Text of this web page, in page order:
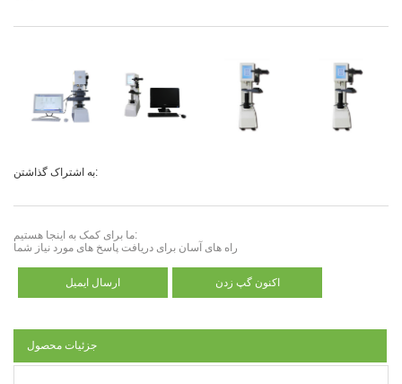
به اشتراک گذاشتن:
ما برای کمک به اینجا هستیم:
راه های آسان برای دریافت پاسخ های مورد نیاز شما
ارسال ایمیل اکنون گپ زدن
جزئیات محصول